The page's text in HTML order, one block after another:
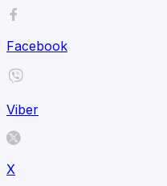
Facebook
Viber
X